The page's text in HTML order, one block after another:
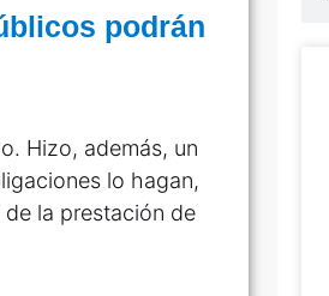
podrán
Hizo, además, un
lo hagan,
la prestación de